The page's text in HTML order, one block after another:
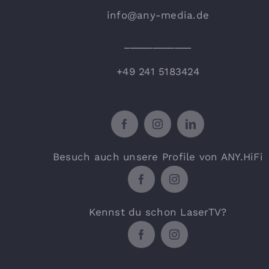
info@any-media.de
+49 241 5183424
Besuch auch unsere Profile von ANY.HiFi
Kennst du schon LaserTV?